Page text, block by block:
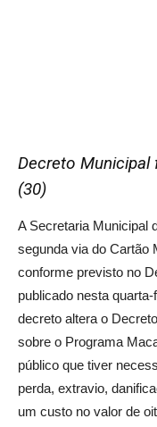
Decreto Municipal
(30)
A Secretaria Municipal
segunda via do Cartão
conforme previsto no
publicado nesta
decreto altera o
sobre o Programa
público que tiver
perda, extravio,
um custo no valor de